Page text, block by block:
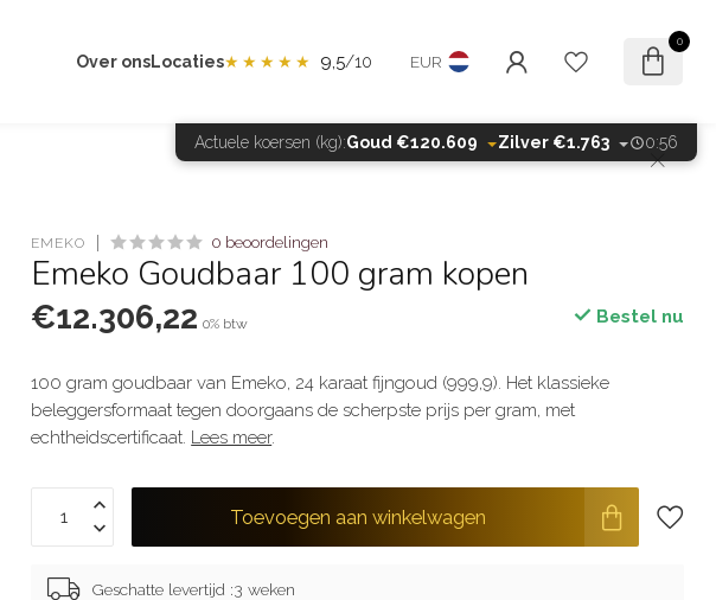
EUR
0
Over onsLocaties★★★★★ 9,5/10
EMEKO 0 beoordelingen
Emeko Goudbaar 100 gram kopen
€12.306,22 0% btw Bestel nu
100 gram goudbaar van Emeko, 24 karaat fijngoud (999,9). Het klassieke
beleggersformaat tegen doorgaans de scherpste prijs per gram, met
echtheidscertificaat. Lees meer.
Toevoegen aan winkelwagen
Geschatte levertijd :3 weken
Actuele koersen (kg):Goud €120.609 Zilver €1.763 0:55